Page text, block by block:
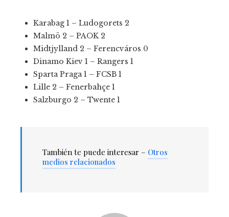
Karabag 1 – Ludogorets 2
Malmö 2 – PAOK 2
Midtjylland 2 – Ferencváros 0
Dinamo Kiev 1 – Rangers 1
Sparta Praga 1 – FCSB 1
Lille 2 – Fenerbahçe 1
Salzburgo 2 – Twente 1
También te puede interesar – Otros
medios relacionados